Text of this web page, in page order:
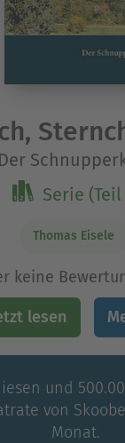
Der
Serie (Teil
Thomas Eisele
keine
lesen
und
von
Monat.